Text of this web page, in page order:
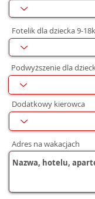
Fotelik dla dziecka 9-
Podwyższenie dla
Dodatkowy kierowca
Adres na wakacjach